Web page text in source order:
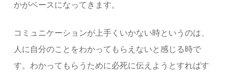
かがベースになってきます。
コミュニケーションが上手くいかない時というのは、
人に自分のことをわかってもらえないと感じる時で
す。わかってもらうために必死に伝えようとすればす